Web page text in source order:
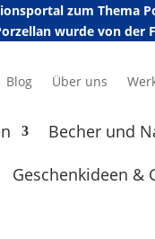
zum Thema
wurde von der
Blog Über uns
Becher und
Geschenkideen &